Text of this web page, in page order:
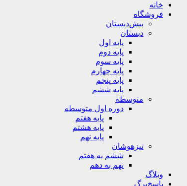
خانه
فروشگاه
پیش‌دبستان
دبستان
پایه اول
پایه دوم
پایه سوم
پایه چهارم
پایه پنجم
پایه ششم
متوسطه
دوره اول متوسطه
پایه هفتم
پایه هشتم
پایه نهم
تیزهوشان
ششم به هفتم
نهم به دهم
وبلاگ
پاسخ‌برگ